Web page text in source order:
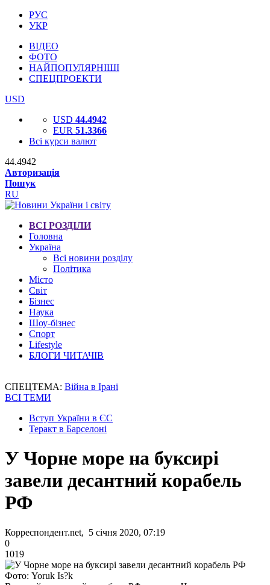
РУС
УКР
ВІДЕО
ФОТО
НАЙПОПУЛЯРНІШІ
СПЕЦПРОЕКТИ
USD
USD 44.4942
EUR 51.3366
Всі курси валют
44.4942
Авторизація
Пошук
RU
ВСІ РОЗДІЛИ
Головна
Україна
Всі новини розділу
Політика
Місто
Світ
Бізнес
Наука
Шоу-бізнес
Спорт
Lifestyle
БЛОГИ ЧИТАЧІВ
СПЕЦТЕМА: Війна в Ірані
ВСІ ТЕМИ
Вступ України в ЄС
Теракт в Барселоні
У Чорне море на буксирі
завели десантний корабель
РФ
Корреспондент.net, 5 січня 2020, 07:19
0
1019
Фото: Yoruk Is?k